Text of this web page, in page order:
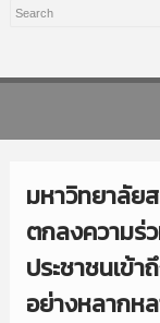
มหาวิทยาลัย
ตกลงความร่
ประชาชนเข้า
อย่างหลากหล